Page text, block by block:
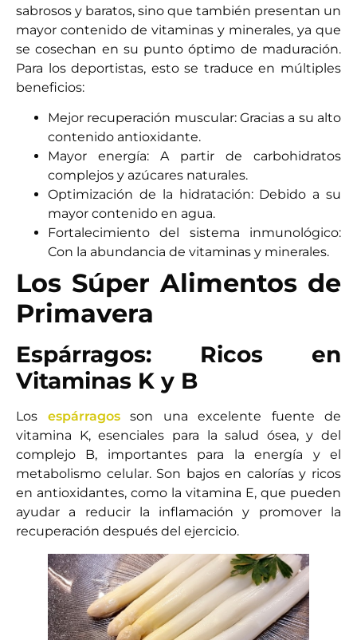
sabrosos y baratos, sino que también presentan un
mayor contenido de vitaminas y minerales, ya que
se cosechan en su punto óptimo de maduración.
Para los deportistas, esto se traduce en múltiples
beneficios:
Mejor recuperación muscular: Gracias a su alto
contenido antioxidante.
Mayor energía: A partir de carbohidratos
complejos y azúcares naturales.
Optimización de la hidratación: Debido a su
mayor contenido en agua.
Fortalecimiento del sistema inmunológico:
Con la abundancia de vitaminas y minerales.
Los Súper Alimentos de
Primavera
Espárragos: Ricos en
Vitaminas K y B
Los espárragosson una excelente fuente de
vitamina K, esenciales para la salud ósea, y del
complejo B, importantes para la energía y el
metabolismo celular. Son bajos en calorías y ricos
en antioxidantes, como la vitamina E, que pueden
ayudar a reducir la inflamación y promover la
recuperación después del ejercicio.